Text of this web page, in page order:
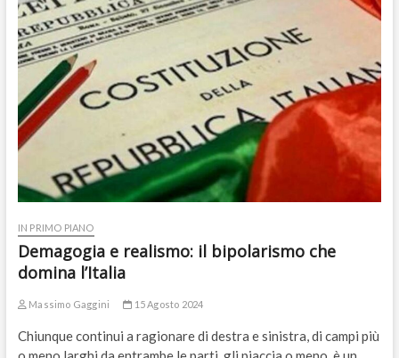
IN PRIMO PIANO
Demagogia e realismo: il bipolarismo che
domina l’Italia
Massimo Gaggini 15 Agosto 2024
Chiunque continui a ragionare di destra e sinistra, di campi più